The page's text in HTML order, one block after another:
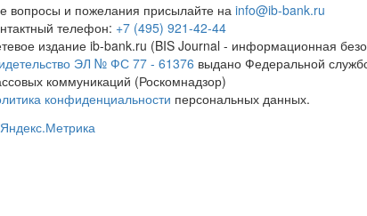
вопросы и пожелания присылайте на info@ib-bank.ru
телефон: +7 (495) 921-42-44
издание ib-bank.ru (BIS Journal - информационная
ЭЛ № ФС 77 - 61376 выдано Федеральной
коммуникаций (Роскомнадзор)
конфиденциальности персональных данных.